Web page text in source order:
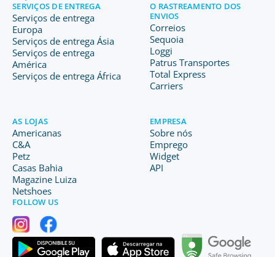
SERVIÇOS DE ENTREGA
Serviços de entrega
Europa
Serviços de entrega Ásia
Serviços de entrega
América
Serviços de entrega África
O RASTREAMENTO DOS
ENVIOS
Correios
Sequoia
Loggi
Patrus Transportes
Total Express
Carriers
AS LOJAS
Americanas
C&A
Petz
Casas Bahia
Magazine Luiza
Netshoes
EMPRESA
Sobre nós
Emprego
Widget
API
FOLLOW US